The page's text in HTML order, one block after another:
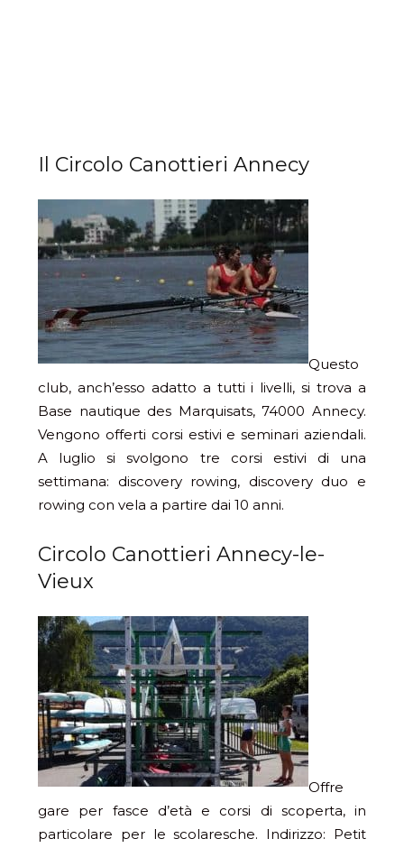
Il Circolo Canottieri Annecy
Questo
club, anch’esso adatto a tutti i livelli, si trova a
Base nautique des Marquisats, 74000 Annecy.
Vengono offerti corsi estivi e seminari aziendali.
A luglio si svolgono tre corsi estivi di una
settimana: discovery rowing, discovery duo e
rowing con vela a partire dai 10 anni.
Circolo Canottieri Annecy-le-
Vieux
Offre
gare per fasce d’età e corsi di scoperta, in
particolare per le scolaresche. Indirizzo: Petit